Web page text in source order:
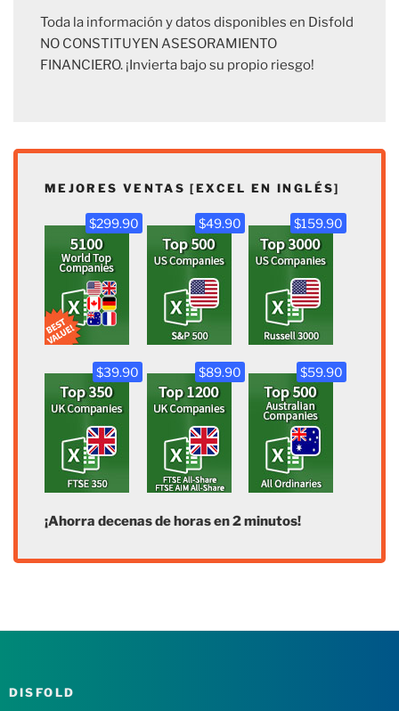
Toda la información y datos disponibles en Disfold
NO CONSTITUYEN ASESORAMIENTO
FINANCIERO. ¡Invierta bajo su propio riesgo!
MEJORES VENTAS [EXCEL EN INGLÉS]
$299.90 $49.90 $159.90
$39.90 $89.90 $59.90
¡Ahorra decenas de horas en 2 minutos!
DISFOLD